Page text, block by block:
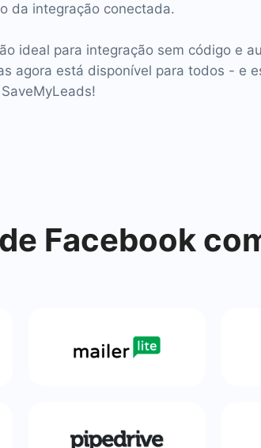
da integração conectada.
ideal para integração sem código e
agora está disponível para todos - e
Facebook